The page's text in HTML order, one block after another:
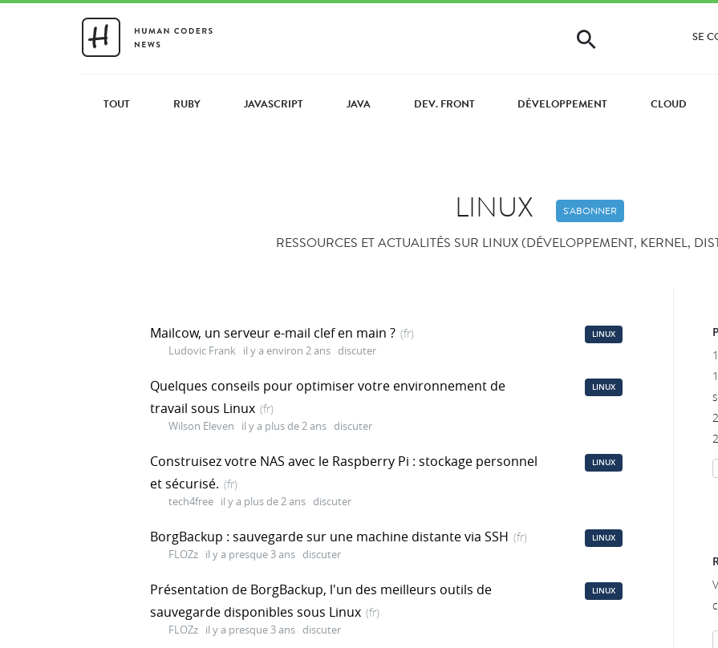
SE
TOUT RUBY JAVASCRIPT JAVA DEV. FRONT DÉVELOPPEMENT CLOUD
LINUX S'ABONNER
RESSOURCES ET ACTUALITÉS SUR LINUX (DÉVELOPPEMENT, KERNEL,
Mailcow, un serveur e-mail clef en main ? (fr)
Ludovic Frank il y a environ 2 ans discuter
LINUX
Quelques conseils pour optimiser votre environnement de
travail sous Linux (fr)
Wilson Eleven il y a plus de 2 ans discuter
LINUX
Construisez votre NAS avec le Raspberry Pi : stockage personnel
et sécurisé. (fr)
tech4free il y a plus de 2 ans discuter
LINUX
BorgBackup : sauvegarde sur une machine distante via SSH (fr)
FLOZz il y a presque 3 ans discuter
LINUX
Présentation de BorgBackup, l'un des meilleurs outils de
sauvegarde disponibles sous Linux (fr)
FLOZz il y a presque 3 ans discuter
LINUX